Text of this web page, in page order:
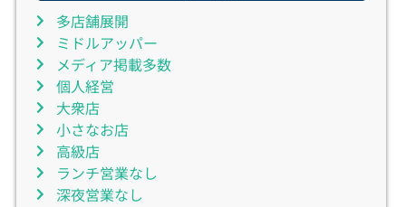
多店舗展開
ミドルアッパー
メディア掲載多数
個人経営
大衆店
小さなお店
高級店
ランチ営業なし
深夜営業なし